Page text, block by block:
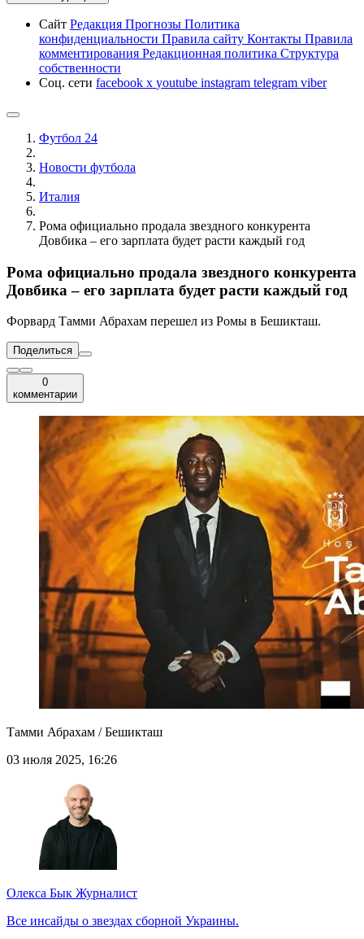
Сайт Редакция Прогнозы Политика
конфиденциальности Правила сайту Контакты Правила
комментирования Редакционная политика Структура
собственности
Соц. сети facebook x youtube instagram telegram viber
Футбол 24
Новости футбола
Италия
Рома официально продала звездного конкурента
Довбика – его зарплата будет расти каждый год
Рома официально продала звездного конкурента
Довбика – его зарплата будет расти каждый год
Форвард Тамми Абрахам перешел из Ромы в Бешикташ.
Поделиться
0
комментарии
Тамми Абрахам / Бешикташ
03 июля 2025, 16:26
Олекса Бык Журналист
Все инсайды о звездах сборной Украины.